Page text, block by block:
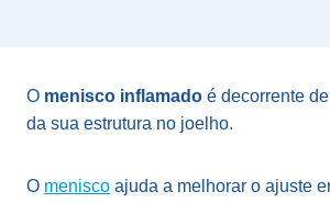
O menisco inflamado é decorrente
da sua estrutura no joelho.
O menisco ajuda a melhorar o ajuste